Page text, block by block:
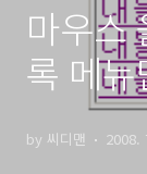
마우스
록 메
by 씨디맨 2008.